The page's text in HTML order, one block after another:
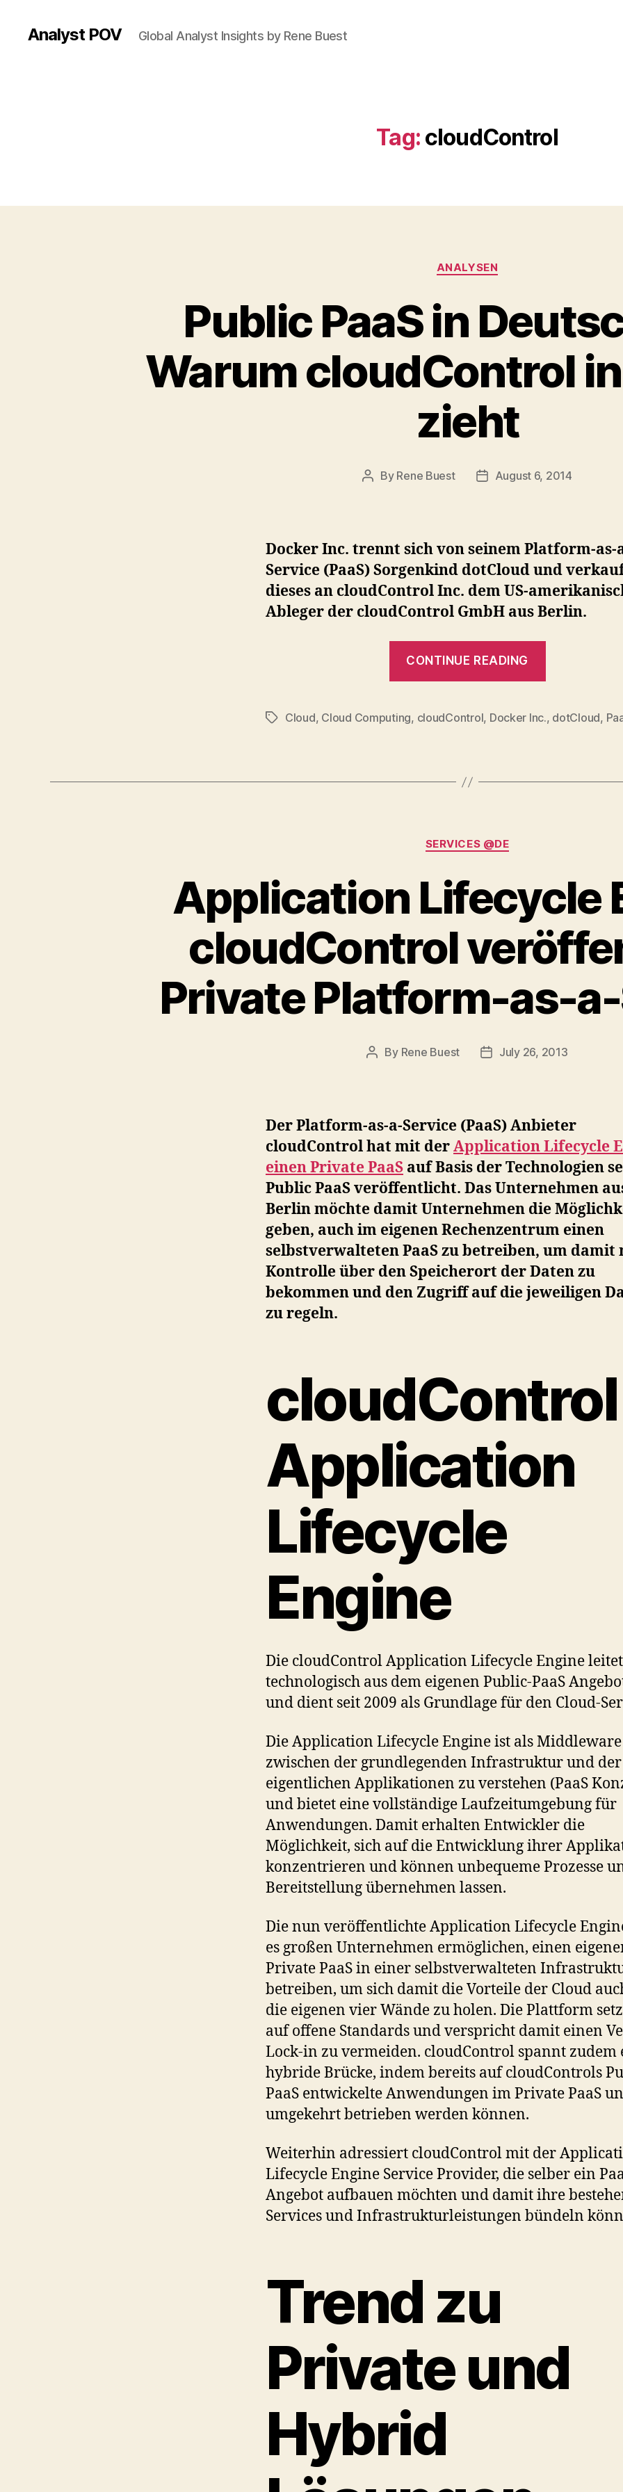
Analyst POV Global Analyst Insights by Rene Buest
Tag: cloudControl
Categories
ANALYSEN
Public PaaS in
Warum cloudControl
zieht
Post
By Rene Buest
PostAugust 6, 2014
Docker Inc. trennt sich von seinem Platform-as-
Service (PaaS) Sorgenkind dotCloud und
dieses an cloudControl Inc. dem US-
Ableger der cloudControl GmbH aus Berlin.
CONTINUE READING
in
TagsCloud, Cloud Computing, cloudControl, Docker Inc., dotCloud,
Categories
SERVICES @DE
Application Lifecycle
cloudControl
Private Platform-as-
Post
By Rene Buest
PostJuly 26, 2013
Der Platform-as-a-Service (PaaS) Anbieter
cloudControl hat mit derApplication Lifecycle
einen Private PaaS auf Basis der Technologien
Public PaaS veröffentlicht. Das Unternehmen
Berlin möchte damit Unternehmen die
geben, auch im eigenen Rechenzentrum einen
selbstverwalteten PaaS zu betreiben, um damit
Kontrolle über den Speicherort der Daten zu
bekommen und den Zugriff auf die jeweiligen
zu regeln.
cloudControl
Application
Lifecycle
Engine
Die cloudControl Application Lifecycle Engine
technologisch aus dem eigenen Public-PaaS
und dient seit 2009 als Grundlage für den Cloud-
Die Application Lifecycle Engine ist als Middleware
zwischen der grundlegenden Infrastruktur und der
eigentlichen Applikationen zu verstehen (PaaS
und bietet eine vollständige Laufzeitumgebung für
Anwendungen. Damit erhalten Entwickler die
Möglichkeit, sich auf die Entwicklung ihrer
konzentrieren und können unbequeme Prozesse
Bereitstellung übernehmen lassen.
Die nun veröffentlichte Application Lifecycle
es großen Unternehmen ermöglichen, einen
Private PaaS in einer selbstverwalteten
betreiben, um sich damit die Vorteile der Cloud
die eigenen vier Wände zu holen. Die Plattform
auf offene Standards und verspricht damit einen
Lock-in zu vermeiden. cloudControl spannt zudem
hybride Brücke, indem bereits auf cloudControls
PaaS entwickelte Anwendungen im Private PaaS
umgekehrt betrieben werden können.
Weiterhin adressiert cloudControl mit der
Lifecycle Engine Service Provider, die selber ein
Angebot aufbauen möchten und damit ihre
Services und Infrastrukturleistungen bündeln
Trend zu
Private und
Hybrid